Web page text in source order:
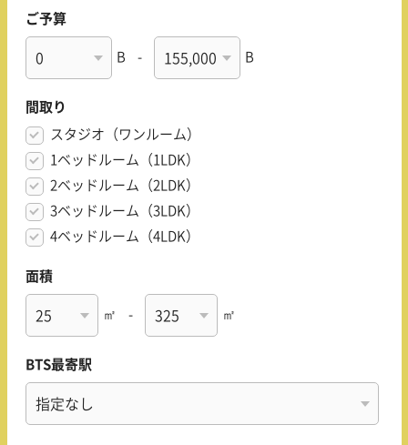
ご予算
B - B
間取り
スタジオ（ワンルーム）
1ベッドルーム（1LDK）
2ベッドルーム（2LDK）
3ベッドルーム（3LDK）
4ベッドルーム（4LDK）
面積
㎡ - ㎡
BTS最寄駅